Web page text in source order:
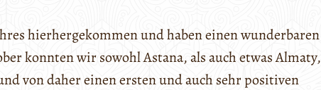
hierhergekommen und haben einen wunderbaren
konnten wir sowohl Astana, als auch etwas Almaty,
von daher einen ersten und auch sehr positiven